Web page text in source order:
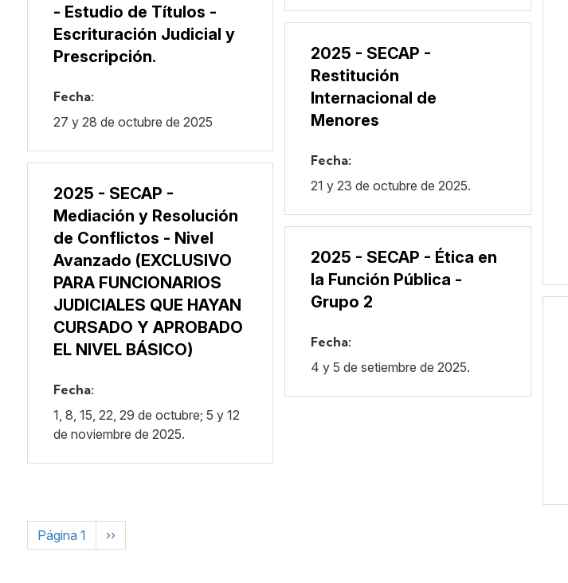
- Estudio de Títulos -
Escrituración Judicial y
Prescripción.
Fecha:
27 y 28 de octubre de 2025
2025 - SECAP -
Restitución
Internacional de
Menores
Fecha:
21 y 23 de octubre de 2025.
2025 - SECAP -
Mediación y Resolución
de Conflictos - Nivel
Avanzado (EXCLUSIVO
PARA FUNCIONARIOS
JUDICIALES QUE HAYAN
CURSADO Y APROBADO
EL NIVEL BÁSICO)
Fecha:
1, 8, 15, 22, 29 de octubre; 5 y 12
de noviembre de 2025.
2025 - SECAP - Ética en
la Función Pública -
Grupo 2
Fecha:
4 y 5 de setiembre de 2025.
Paginación
Página 1 Siguiente página
››